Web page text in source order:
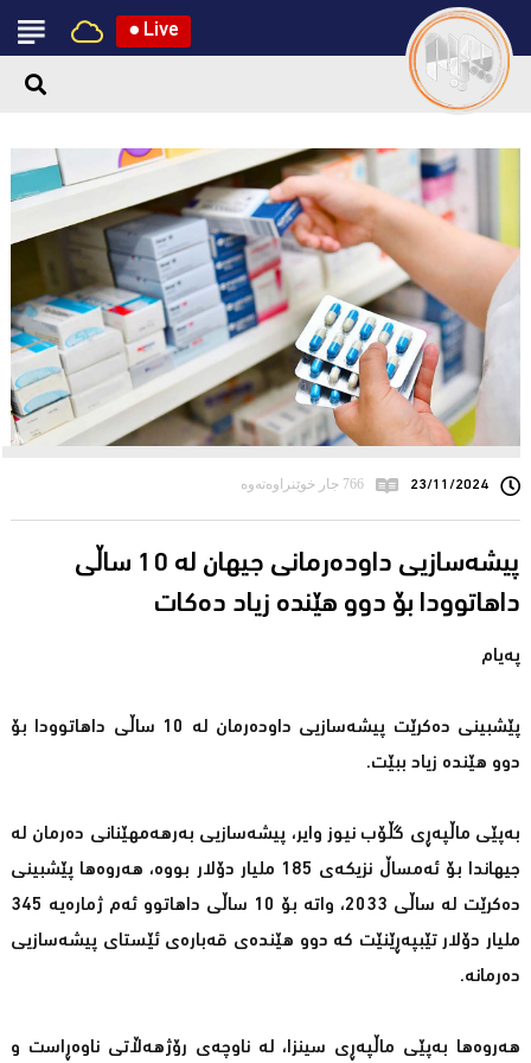
● Live
23/11/2024 766 جار خوێنراوەتەوە
پیشەسازیی داودەرمانی جیهان لە 10 ساڵی
داهاتوودا بۆ دوو هێندە زیاد دەكات
پەیام
پێشبینی دەكرێت پیشەسازیی داودەرمان لە 10 ساڵی داهاتوودا بۆ
دوو هێندە زیاد ببێت.
بەپێی ماڵپەڕی گڵۆب نیوز وایر، پیشەسازیی بەرهەمهێنانی دەرمان لە
جیهاندا بۆ ئەمساڵ نزیكەی 185 ملیار دۆلار بووە، هەروەها پێشبینی
دەكرێت لە ساڵی 2033، واتە بۆ 10 ساڵی داهاتوو ئەم ژمارەیە 345
ملیار دۆلار تێبپەڕێنێت كە دوو هێندەی قەبارەی ئێستای پیشەسازیی
دەرمانە.
هەروەها بەپێی ماڵپەڕی سینزا، لە ناوچەی رۆژهەڵاتی ناوەڕاست و